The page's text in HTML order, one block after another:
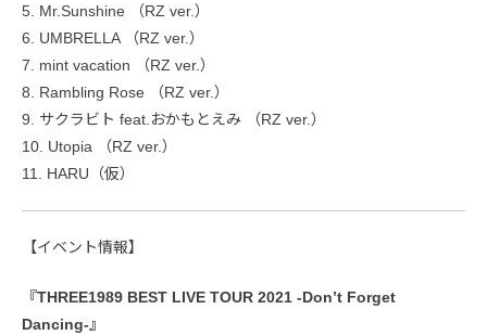
5. Mr.Sunshine （RZ ver.）
6. UMBRELLA （RZ ver.）
7. mint vacation （RZ ver.）
8. Rambling Rose （RZ ver.）
9. サクラビト feat.おかもとえみ （RZ ver.）
10. Utopia （RZ ver.）
11. HARU（仮）
【イベント情報】
『THREE1989 BEST LIVE TOUR 2021 -Don’t Forget
Dancing-』